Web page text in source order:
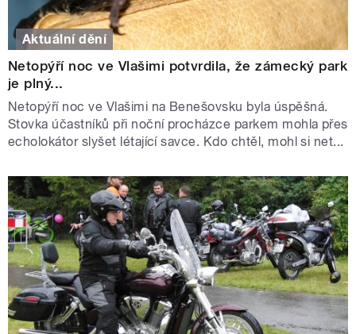
Aktuální dění
Netopýří noc ve Vlašimi potvrdila, že zámecký park
je plný...
Netopýří noc ve Vlašimi na Benešovsku byla úspěšná.
Stovka účastníků při noční procházce parkem mohla přes
echolokátor slyšet létající savce. Kdo chtěl, mohl si net...